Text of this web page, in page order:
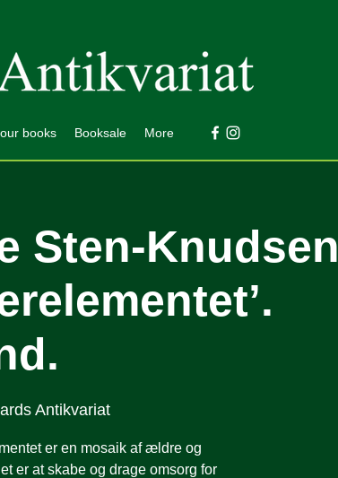
books Booksale More
Sten-Knudsen
Antikvariat
er en mosaik af ældre og
er at skabe og drage omsorg for